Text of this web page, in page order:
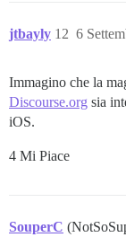
jtbayly 6
12
Immagino che la
Discourse.org sia
iOS.
4 Mi Piace
SouperC